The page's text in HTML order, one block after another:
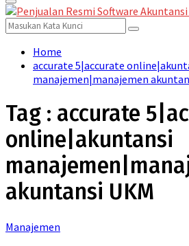
for:
Primary
Menu
Search
for:
Search
Home
accurate 5|accurate
manajemen|manajemen
Tag : accurate
online|akuntansi
akuntansi UKM
Manajemen